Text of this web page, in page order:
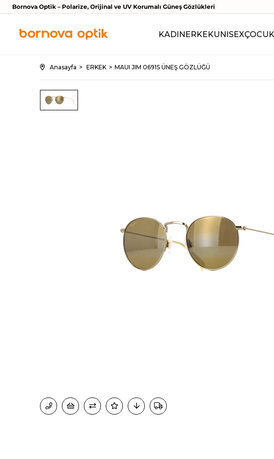
Bornova Optik – Polarize, Orijinal ve UV Korumalı Güneş Gözlükleri
KADINERKEKUNISEXÇOCUK
Anasayfa ERKEK MAUI JIM 0691S ÜNEŞ GÖZLÜĞÜ